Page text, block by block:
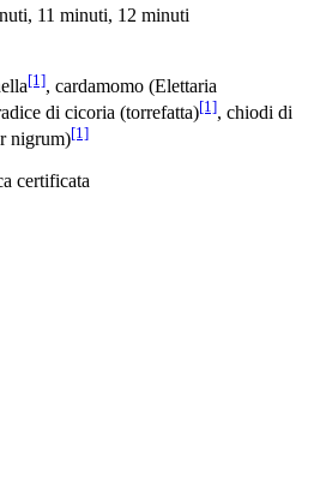
11 minuti, 12 minuti
[1], cardamomo (Elettaria
di cicoria (torrefatta)[1], chiodi di
nigrum)[1]
certificata